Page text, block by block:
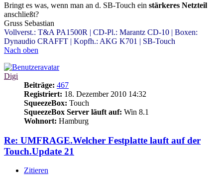
Bringt es was, wenn man an d. SB-Touch ein stärkeres Netzteil
anschließt?
Gruss Sebastian
Vollverst.: T&A PA1500R | CD-Pl.: Marantz CD-10 | Boxen:
Dynaudio CRAFFT | Kopfh.: AKG K701 | SB-Touch
Nach oben
Digi
Beiträge: 467
Registriert: 18. Dezember 2010 14:32
SqueezeBox: Touch
SqueezeBox Server läuft auf: Win 8.1
Wohnort: Hamburg
Re: UMFRAGE.Welcher Festplatte lauft auf der
Touch.Update 21
Zitieren